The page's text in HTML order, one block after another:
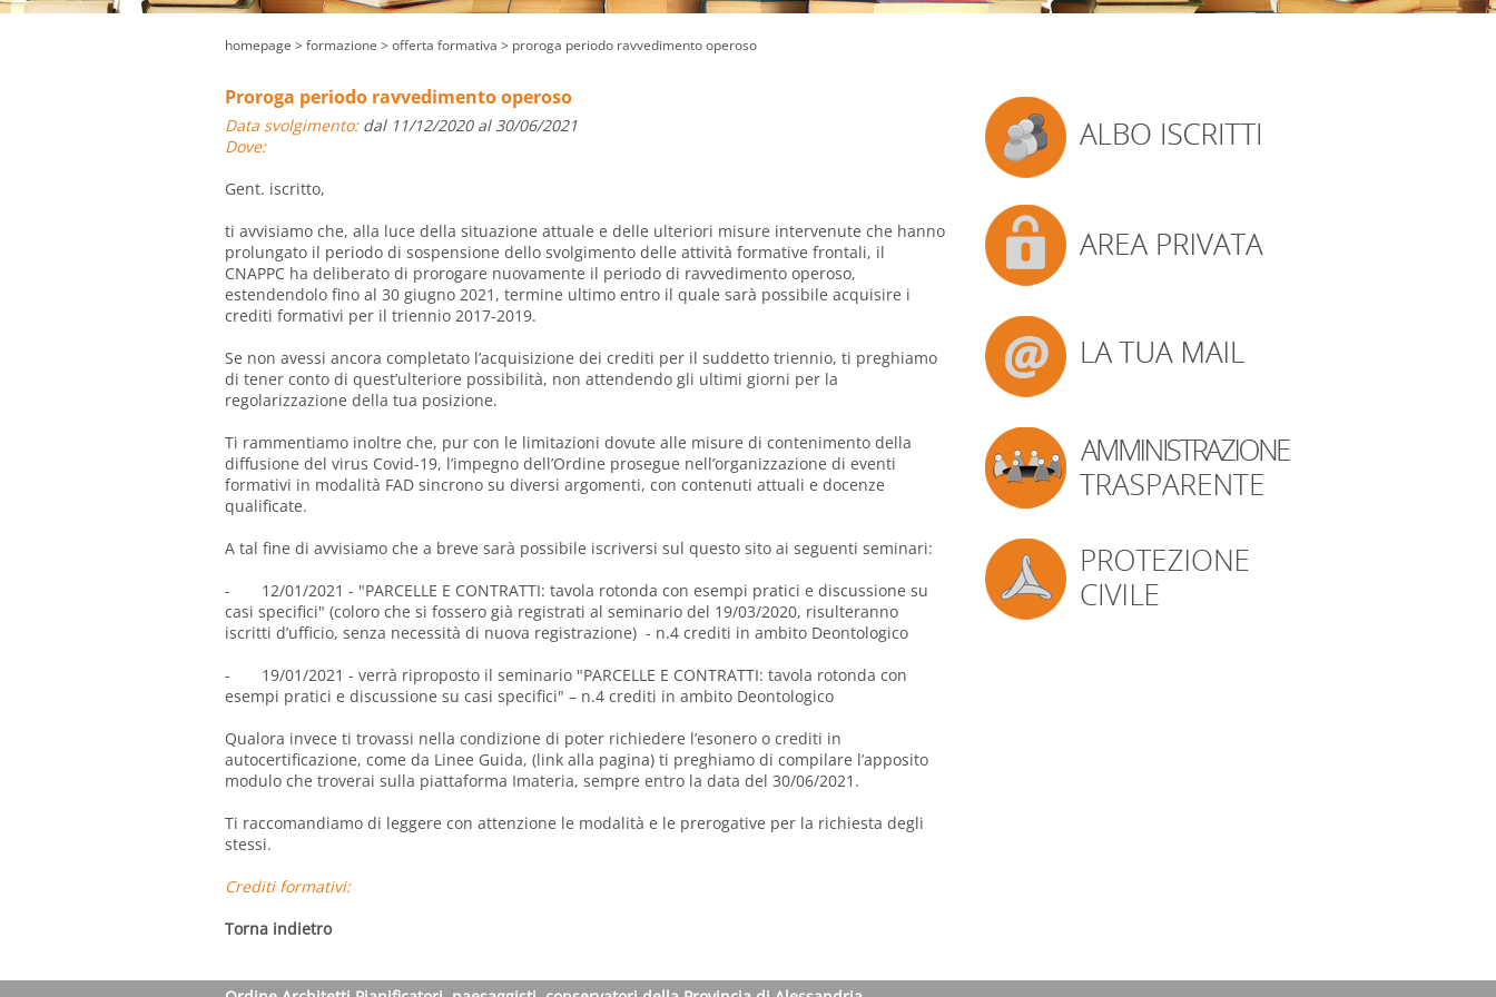
homepage > formazione > offerta formativa > proroga periodo ravvedimento operoso
Proroga periodo ravvedimento operoso
Data svolgimento:dal 11/12/2020 al 30/06/2021
Dove:
Gent. iscritto,
ti avvisiamo che, alla luce della situazione attuale e delle ulteriori misure intervenute che hanno
prolungato il periodo di sospensione dello svolgimento delle attività formative frontali, il
CNAPPC ha deliberato di prorogare nuovamente il periodo di ravvedimento operoso,
estendendolo fino al 30 giugno 2021, termine ultimo entro il quale sarà possibile acquisire i
crediti formativi per il triennio 2017-2019.
Se non avessi ancora completato l’acquisizione dei crediti per il suddetto triennio, ti preghiamo
di tener conto di quest’ulteriore possibilità, non attendendo gli ultimi giorni per la
regolarizzazione della tua posizione.
Ti rammentiamo inoltre che, pur con le limitazioni dovute alle misure di contenimento della
diffusione del virus Covid-19, l’impegno dell’Ordine prosegue nell’organizzazione di eventi
formativi in modalità FAD sincrono su diversi argomenti, con contenuti attuali e docenze
qualificate.
A tal fine di avvisiamo che a breve sarà possibile iscriversi sul questo sito ai seguenti seminari:
- 12/01/2021 - "PARCELLE E CONTRATTI: tavola rotonda con esempi pratici e discussione su
casi specifici" (coloro che si fossero già registrati al seminario del 19/03/2020, risulteranno
iscritti d’ufficio, senza necessità di nuova registrazione) - n.4 crediti in ambito Deontologico
- 19/01/2021 - verrà riproposto il seminario "PARCELLE E CONTRATTI: tavola rotonda con
esempi pratici e discussione su casi specifici" – n.4 crediti in ambito Deontologico
Qualora invece ti trovassi nella condizione di poter richiedere l’esonero o crediti in
autocertificazione, come da Linee Guida, (link alla pagina) ti preghiamo di compilare l’apposito
modulo che troverai sulla piattaforma Imateria, sempre entro la data del 30/06/2021.
Ti raccomandiamo di leggere con attenzione le modalità e le prerogative per la richiesta degli
stessi.
Crediti formativi:
Torna indietro